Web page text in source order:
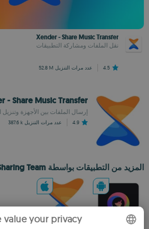
Xender - Share Music Transfer
نقل الملفات ومشاركة التطبيقات
4.5
52.8 M عدد مرات التنزيل
- Share Music Transfer
إرسال الملفات بين الأجهزة وتنزيل
4.9
387.6 k عدد مرات التنزيل
المزيد من التطبيقات بواسطة Xender File Sharing Team
value your privacy